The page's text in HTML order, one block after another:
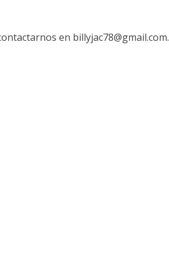
en billyjac78@gmail.com.